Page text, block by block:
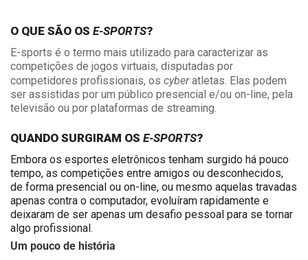
O QUE SÃO OS E-SPORTS?
E-sports é o termo mais utilizado para caracterizar as
competições de jogos virtuais, disputadas por
competidores profissionais, os cyberatletas. Elas podem
ser assistidas por um público presencial e/ou on-line, pela
televisão ou por plataformas de streaming.
QUANDO SURGIRAM OS E-SPORTS?
Embora os esportes eletrônicos tenham surgido há pouco
tempo, as competições entre amigos ou desconhecidos,
de forma presencial ou on-line, ou mesmo aquelas travadas
apenas contra o computador, evoluíram rapidamente e
deixaram de ser apenas um desafio pessoal para se tornar
algo profissional.
Um pouco de história